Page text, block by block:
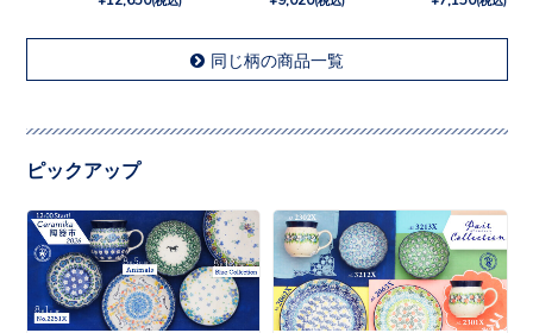
同じ柄の商品一覧
ピックアップ